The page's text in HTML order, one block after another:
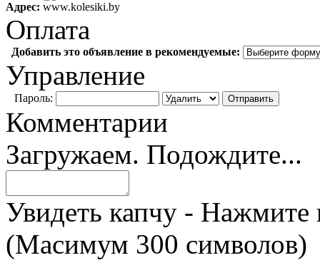
Адрес: www.kolesiki.by
Оплата
Добавить это объявление в рекомендуемые:
Управление
Пароль:
Комментарии
Загружаем. Подождите...
Увидеть капчу - Нажмите
(Масимум 300 символов)